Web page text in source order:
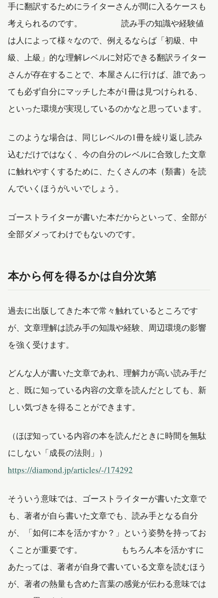
手に翻訳するためにライターさんが間に入るケースも
考えられるのです。 読み手の知識や経験値
は人によって様々なので、例えるならば「初級、中
級、上級」的な理解レベルに対応できる翻訳ライター
さんが存在することで、本屋さんに行けば、誰であっ
ても必ず自分にマッチした本が1冊は見つけられる、
といった環境が実現しているのかなと思っています。
このような場合は、同じレベルの1冊を繰り返し読み
込むだけではなく、今の自分のレベルに合致した文章
に触れやすくするために、たくさんの本（類書）を読
んでいくほうがいいでしょう。
ゴーストライターが書いた本だからといって、全部が
全部ダメってわけでもないのです。
本から何を得るかは自分次第
過去に出版してきた本で常々触れているところです
が、文章理解は読み手の知識や経験、周辺環境の影響
を強く受けます。
どんな人が書いた文章であれ、理解力が高い読み手だ
と、既に知っている内容の文章を読んだとしても、新
しい気づきを得ることができます。
（ほぼ知っている内容の本を読んだときに時間を無駄
にしない「成長の法則」）
https://diamond.jp/articles/-/174292
そういう意味では、ゴーストライターが書いた文章で
も、著者が自ら書いた文章でも、読み手となる自分
が、「如何に本を活かすか？」という姿勢を持ってお
くことが重要です。 もちろん本を活かすに
あたっては、著者が自身で書いている文章を読むほう
が、著者の熱量も含めた言葉の感覚が伝わる意味では